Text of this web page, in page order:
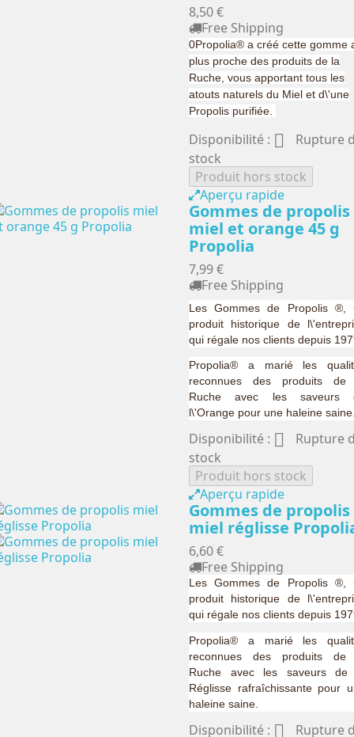
8,50 €
Free Shipping
0Propolia® a créé cette gomme
plus proche des produits de la
Ruche, vous apportant tous les
atouts naturels du Miel et d\'une
Propolis purifiée.
Disponibilité : 
Rupture
stock
Produit hors stock
Aperçu rapide
Gommes de propolis
miel et orange 45 g
Propolia
7,99 €
Free Shipping
Les Gommes de Propolis ®,
produit historique de
qui régale nos clients depuis
Propolia® a marié les
reconnues des produits de
Ruche avec les saveurs
l\'Orange pour une haleine
Disponibilité : 
Rupture
stock
Produit hors stock
Aperçu rapide
Gommes de propolis
miel réglisse
6,60 €
Free Shipping
Les Gommes de Propolis ®,
produit historique de
qui régale nos clients depuis
Propolia® a marié les
reconnues des produits de
Ruche avec les saveurs de
Réglisse rafraîchissante pour
haleine saine.
Disponibilité :  Rupture